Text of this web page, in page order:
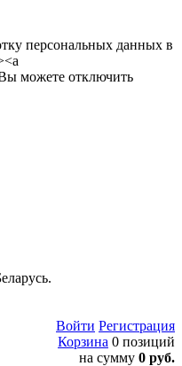
персональных данных в
можете отключить
Войти Регистрация
Корзина 0 позиций
на сумму 0 руб.